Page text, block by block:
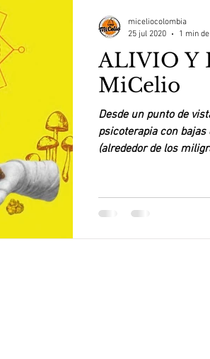
ALIVIO Y
MiCelio
Desde un punto de
psicoterapia con
(alrededor de los
miceliocolombia
25 jul 2020
1 min